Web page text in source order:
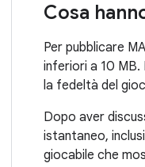
Cosa
Per pubblicare
inferiori a 10 MB.
la fedeltà del
Dopo aver
istantaneo,
giocabile che